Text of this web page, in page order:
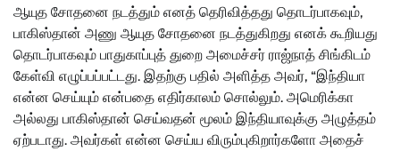
ஆயுத சோதனை நடத்தும் எனத் தெரிவித்தது தொடர்பாகவும்,
பாகிஸ்தான் அணு ஆயுத சோதனை நடத்துகிறது எனக் கூறியது
தொடர்பாகவும் பாதுகாப்புத் துறை அமைச்சர் ராஜ்நாத் சிங்கிடம்
கேள்வி எழுப்பப்பட்டது. இதற்கு பதில் அளித்த அவர், “இந்தியா
என்ன செய்யும் என்பதை எதிர்காலம் சொல்லும். அமெரிக்கா
அல்லது பாகிஸ்தான் செய்வதன் மூலம் இந்தியாவுக்கு அழுத்தம்
ஏற்படாது. அவர்கள் என்ன செய்ய விரும்புகிறார்களோ அதைச்